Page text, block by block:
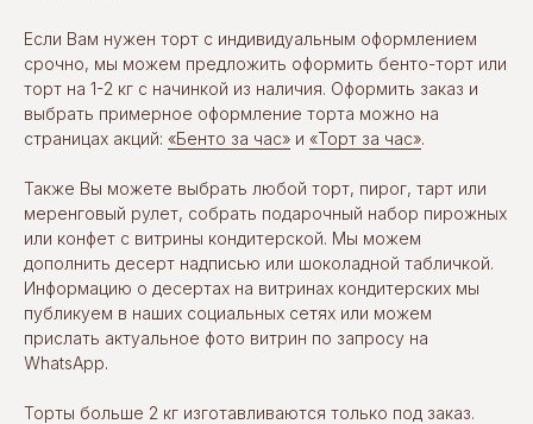
Если Вам нужен торт с индивидуальным оформлением
срочно, мы можем предложить оформить бенто-торт или
торт на 1-2 кг с начинкой из наличия. Оформить заказ и
выбрать примерное оформление торта можно на
страницах акций: «Бенто за час» и «Торт за час».
Также Вы можете выбрать любой торт, пирог, тарт или
меренговый рулет, собрать подарочный набор пирожных
или конфет с витрины кондитерской. Мы можем
дополнить десерт надписью или шоколадной табличкой.
Информацию о десертах на витринах кондитерских мы
публикуем в наших социальных сетях или можем
прислать актуальное фото витрин по запросу на
WhatsApp.
Торты больше 2 кг изготавливаются только под заказ.